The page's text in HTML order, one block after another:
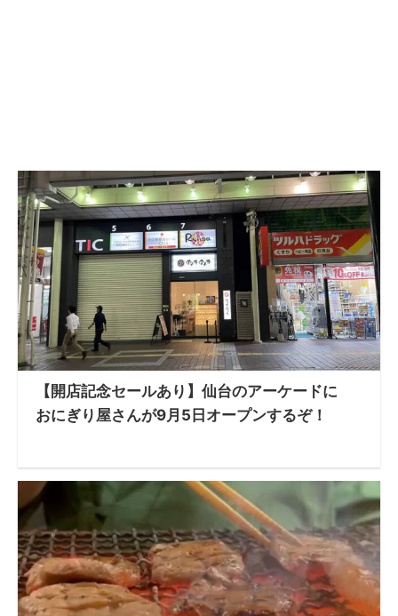
【開店記念セールあり】仙台のアーケードに
おにぎり屋さんが9月5日オープンするぞ！